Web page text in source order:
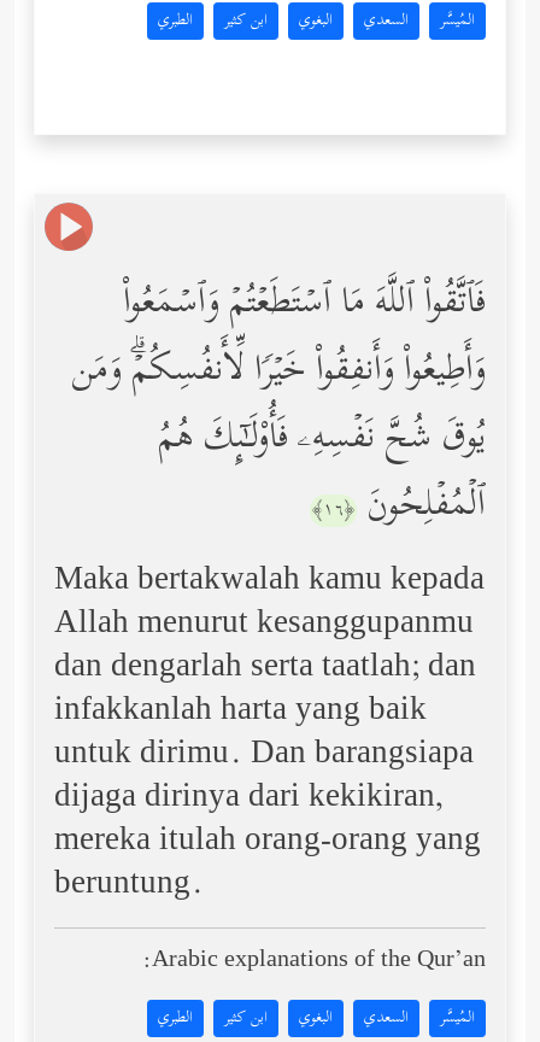
المُيسَّر السعدي البغوي ابن كثير الطبري
فَٱتَّقُواْ ٱللَّهَ مَا ٱسۡتَطَعۡتُمۡ وَٱسۡمَعُواْ
وَأَطِیعُواْ وَأَنفِقُواْ خَیۡرࣰا لِّأَنفُسِكُمۡۗ وَمَن
یُوقَ شُحَّ نَفۡسِهِۦ فَأُوْلَـٰۤىِٕكَ هُمُ
ٱلۡمُفۡلِحُونَ ﴿١٦﴾
Maka bertakwalah kamu kepada
Allah menurut kesanggupanmu
dan dengarlah serta taatlah; dan
infakkanlah harta yang baik
untuk dirimu. Dan barangsiapa
dijaga dirinya dari kekikiran,
mereka itulah orang-orang yang
beruntung.
Arabic explanations of the Qur’an:
المُيسَّر السعدي البغوي ابن كثير الطبري